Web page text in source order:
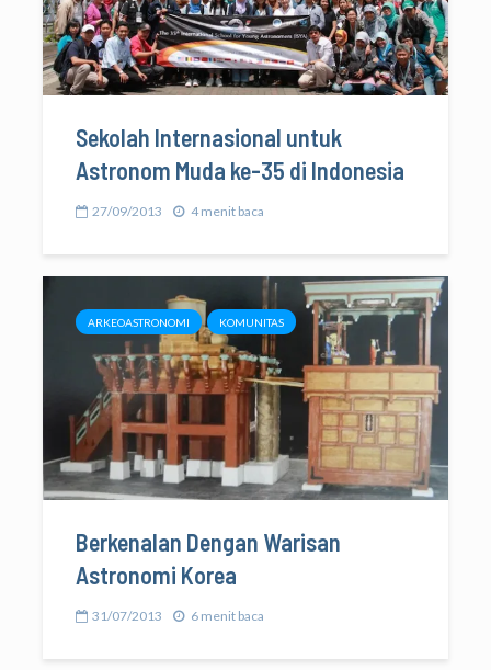
Sekolah Internasional untuk
Astronom Muda ke-35 di Indonesia
27/09/2013 4 menit baca
ARKEOASTRONOMI KOMUNITAS
Berkenalan Dengan Warisan
Astronomi Korea
31/07/2013 6 menit baca